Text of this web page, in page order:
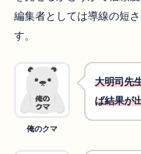
編集者としては導線の短
す。
俺のクマ
大明司先
ば結果が